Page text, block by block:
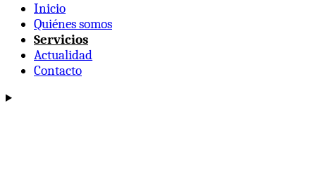
Inicio
Quiénes somos
Servicios
Actualidad
Contacto